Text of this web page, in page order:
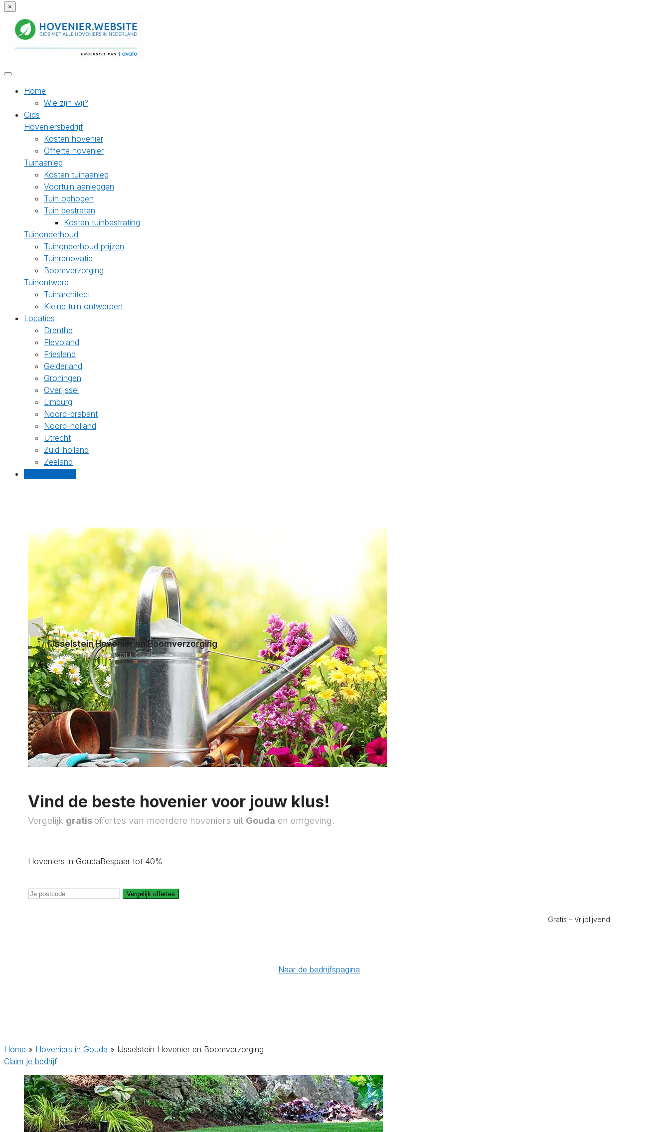
×
Home
Wie zijn wij?
Gids
Hoveniersbedrijf
Kosten hovenier
Offerte hovenier
Tuinaanleg
Kosten tuinaanleg
Voortuin aanleggen
Tuin ophogen
Tuin bestraten
Kosten tuinbestrating
Tuinonderhoud
Tuinonderhoud prijzen
Tuinrenovatie
Boomverzorging
Tuinontwerp
Tuinarchitect
Kleine tuin ontwerpen
Locaties
Drenthe
Flevoland
Friesland
Gelderland
Groningen
Overijssel
Limburg
Noord-brabant
Noord-holland
Utrecht
Zuid-holland
Zeeland
IJsselstein Hovenier en Boomverzorging
Livingstonelaan 12, 2803EL Gouda
Vind de beste hovenier voor jouw klus!
Vergelijk gratis offertes van meerdere hoveniers uit Gouda en omgeving.
Hoveniers in GoudaBespaar tot 40%
Vergelijk offertes
Gratis – Vrijblijvend
Naar de bedrijfspagina
Home » Hoveniers in Gouda » IJsselstein Hovenier en Boomverzorging
Claim je bedrijf